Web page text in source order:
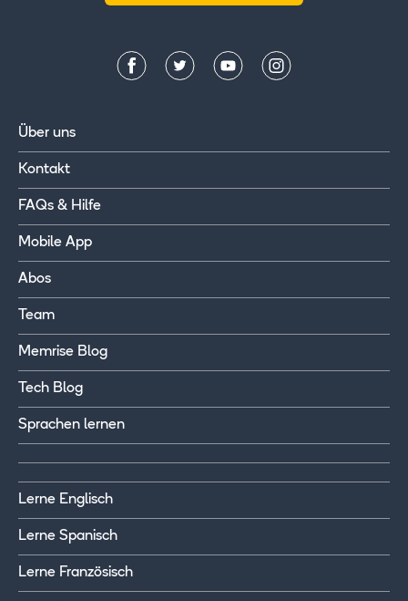
Über uns
Lerne Englisch
Kontakt
Lerne Spanisch
FAQs & Hilfe
Lerne Französisch
Mobile App
Abos
Team
Memrise Blog
Tech Blog
Sprachen lernen